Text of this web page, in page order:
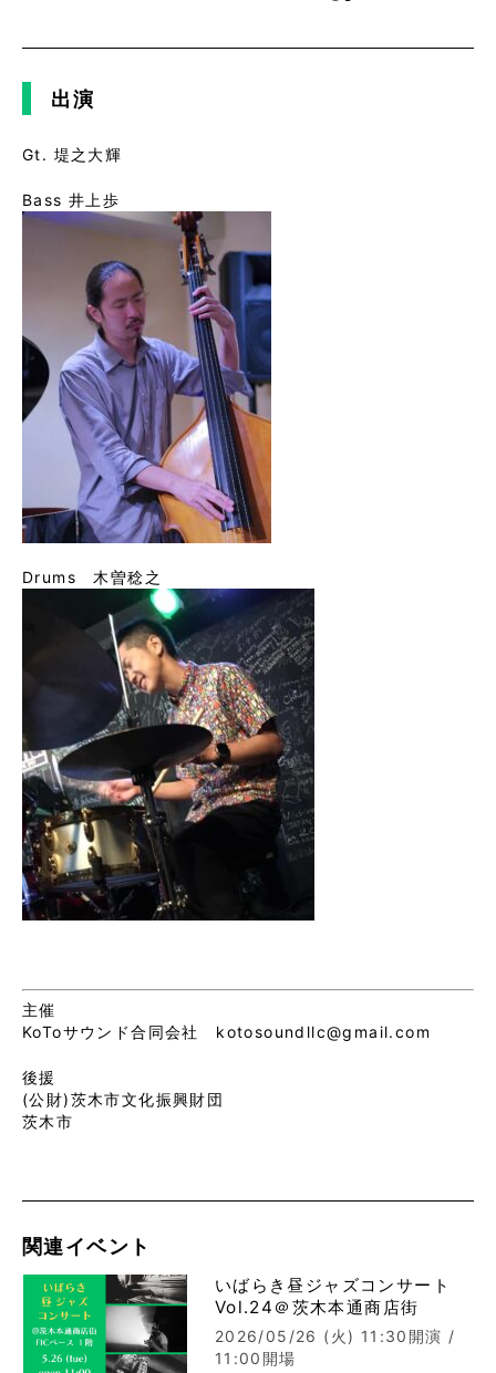
出演
Gt. 堤之大輝
Bass 井上歩
Drums 木曽稔之
主催
KoToサウンド合同会社 kotosoundllc@gmail.com
後援
(公財)茨木市文化振興財団
茨木市
関連イベント
いばらき昼ジャズコンサート
Vol.24＠茨木本通商店街
2026/05/26 (火) 11:30開演 /
11:00開場